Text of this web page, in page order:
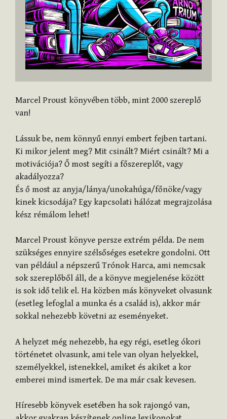
Marcel Proust könyvében több, mint 2000 szereplő
van!
Lássuk be, nem könnyű ennyi embert fejben tartani.
Ki mikor jelent meg? Mit csinált? Miért csinált? Mi a
motivációja? Ő most segíti a főszereplőt, vagy
akadályozza?
És ő most az anyja/lánya/unokahúga/főnöke/vagy
kinek kicsodája? Egy kapcsolati hálózat megrajzolása
kész rémálom lehet!
Marcel Proust könyve persze extrém példa. De nem
szükséges ennyire szélsőséges esetekre gondolni. Ott
van például a népszerű Trónok Harca, ami nemcsak
sok szereplőből áll, de a könyve megjelenése között
is sok idő telik el. Ha közben más könyveket olvasunk
(esetleg lefoglal a munka és a család is), akkor már
sokkal nehezebb követni az eseményeket.
A helyzet még nehezebb, ha egy régi, esetleg ókori
történetet olvasunk, ami tele van olyan helyekkel,
személyekkel, istenekkel, amiket és akiket a kor
emberei mind ismertek. De ma már csak kevesen.
Híresebb könyvek esetében ha sok rajongó van,